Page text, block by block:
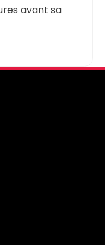
avant sa